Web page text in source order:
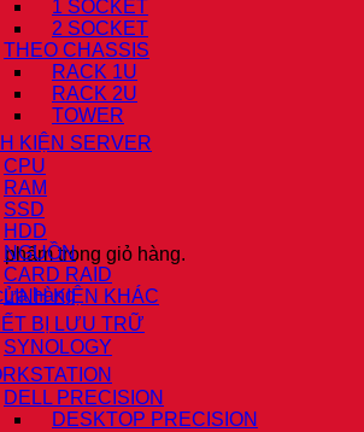
trong giỏ hàng.
hàng
1 SOCKET
2 SOCKET
THEO CHASSIS
RACK 1U
RACK 2U
TOWER
KIỆN SERVER
CPU
RAM
SSD
HDD
NGUỒN
CARD RAID
LINH KIỆN KHÁC
BỊ LƯU TRỮ
SYNOLOGY
DELL PRECISION
DESKTOP PRECISION